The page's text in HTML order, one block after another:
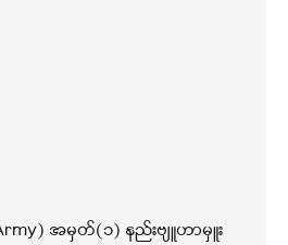
အမှတ်(၁) နည်းဗျူဟာမှူး